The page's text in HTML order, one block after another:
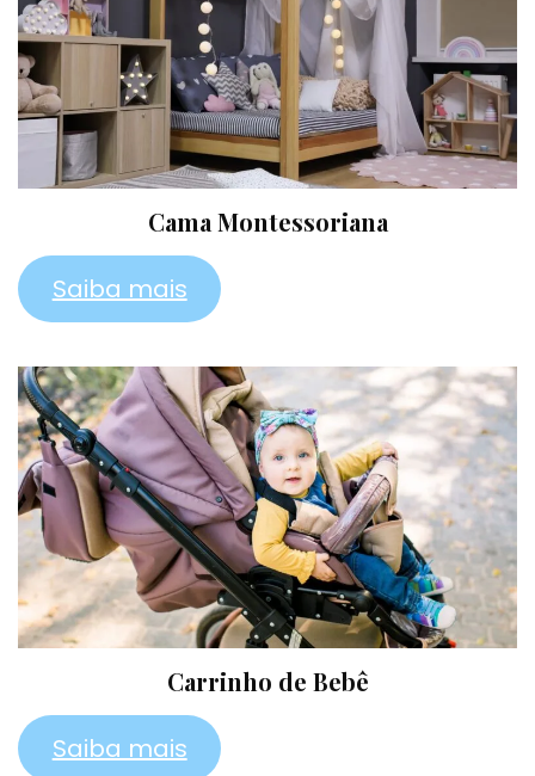
Cama Montessoriana
Saiba mais
Carrinho de Bebê
Saiba mais